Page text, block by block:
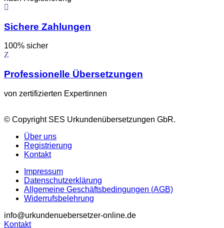
Sichere Zahlungen
100% sicher
Professionelle Übersetzungen
von zertifizierten Expertinnen
© Copyright SES Urkundenübersetzungen GbR.
Über uns
Registrierung
Kontakt
Impressum
Datenschutzerklärung
Allgemeine Geschäftsbedingungen (AGB)
Widerrufsbelehrung
info@urkundenuebersetzer-online.de
Kontakt